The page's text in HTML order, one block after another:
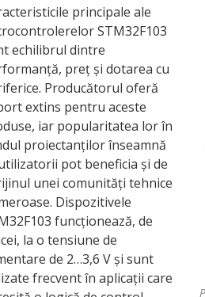
principale ale
STM32F103
echilibrul dintre
preț și dotarea cu
Producătorul oferă
extins pentru aceste
iar popularitatea lor în
proiectanților înseamnă
pot beneficia și de
unei comunități tehnice
Dispozitivele
funcționează, de
la o tensiune de
de 2…3,6 V și sunt
frecvent în aplicații care